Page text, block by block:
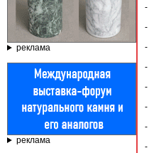
реклама
реклама
-
-
-
-
-
-
-
-